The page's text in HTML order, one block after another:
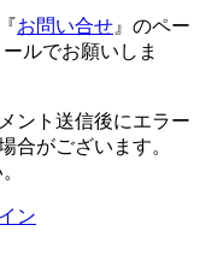
お問い合せ 』のペー
ルでお願いしま
ント送信後にエラー
合がございます。
ン